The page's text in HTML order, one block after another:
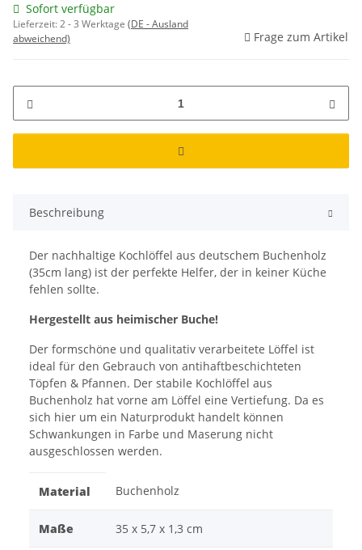
Sofort verfügbar
Lieferzeit:2 - 3 Werktage (DE - Ausland
abweichend)
Frage zum Artikel
Beschreibung
Der nachhaltige Kochlöffel aus deutschem Buchenholz
(35cm lang) ist der perfekte Helfer, der in keiner Küche
fehlen sollte.
Hergestellt aus heimischer Buche!
Der formschöne und qualitativ verarbeitete Löffel ist
ideal für den Gebrauch von antihaftbeschichteten
Töpfen & Pfannen. Der stabile Kochlöffel aus
Buchenholz hat vorne am Löffel eine Vertiefung. Da es
sich hier um ein Naturprodukt handelt können
Schwankungen in Farbe und Maserung nicht
ausgeschlossen werden.
Material Buchenholz
Maße 35 x 5,7 x 1,3 cm